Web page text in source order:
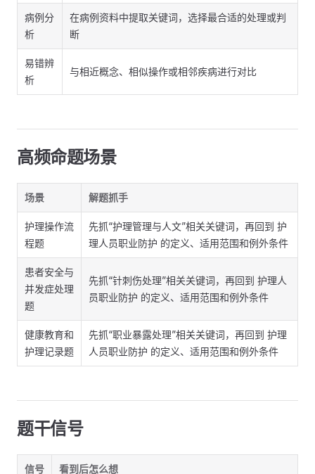
病例分
析
在病例资料中提取关键词，选择最合适的处理或判
断
易错辨
析
与相近概念、相似操作或相邻疾病进行对比
高频命题场景
场景 解题抓手
护理操作流
程题
先抓“护理管理与人文”相关关键词，再回到 护
理人员职业防护 的定义、适用范围和例外条件
患者安全与
并发症处理
题
先抓“针刺伤处理”相关关键词，再回到 护理人
员职业防护 的定义、适用范围和例外条件
健康教育和
护理记录题
先抓“职业暴露处理”相关关键词，再回到 护理
人员职业防护 的定义、适用范围和例外条件
题干信号
信号 看到后怎么想